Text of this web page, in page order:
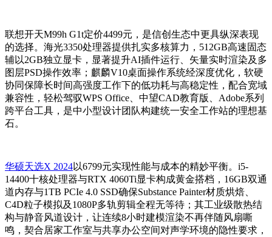
联想开天M99h G1t定价4499元，是信创生态中更具纵深表现
的选择。海光3350处理器提供扎实多核算力，512GB高速固态
辅以2GB独立显卡，显著提升AI插件运行、矢量实时渲染及多
图层PSD操作效率；麒麟V10桌面操作系统经深度优化，软硬
协同保障长时间高强度工作下的低功耗与高稳定性，配合宽域
兼容性，轻松驾驭WPS Office、中望CAD教育版、Adobe系列
跨平台工具，是中小型设计团队构建统一安全工作站的理想基
石。
华硕天选X 2024以6799元实现性能与成本的精妙平衡。i5-
14400十核处理器与RTX 4060Ti显卡构成黄金搭档，16GB双通
道内存与1TB PCIe 4.0 SSD确保Substance Painter材质烘焙、
C4D粒子模拟及1080P多轨剪辑全程无等待；其工业级散热结
构与静音风道设计，让连续8小时建模渲染不再伴随风扇嘶
鸣，契合居家工作室与共享办公空间对声学环境的隐性要求，